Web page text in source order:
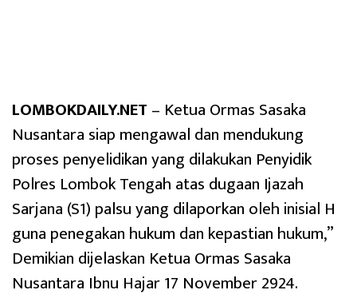
LOMBOKDAILY.NET – Ketua Ormas Sasaka
Nusantara siap mengawal dan mendukung
proses penyelidikan yang dilakukan Penyidik
Polres Lombok Tengah atas dugaan Ijazah
Sarjana (S1) palsu yang dilaporkan oleh inisial H
guna penegakan hukum dan kepastian hukum,”
Demikian dijelaskan Ketua Ormas Sasaka
Nusantara Ibnu Hajar 17 November 2924.